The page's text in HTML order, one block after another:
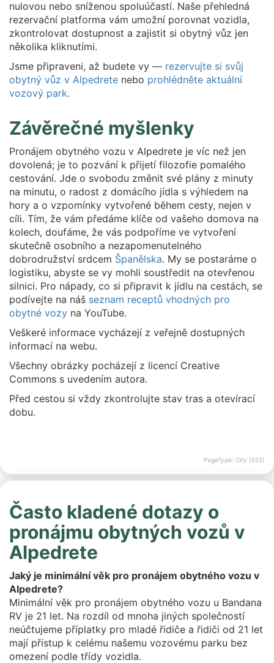
nulovou nebo sníženou spoluúčastí. Naše přehledná
rezervační platforma vám umožní porovnat vozidla,
zkontrolovat dostupnost a zajistit si obytný vůz jen
několika kliknutími.
Jsme připraveni, až budete vy — rezervujte si svůj
obytný vůz v Alpedrete nebo prohlédněte aktuální
vozový park.
Závěrečné myšlenky
Pronájem obytného vozu v Alpedrete je víc než jen
dovolená; je to pozvání k přijetí filozofie pomalého
cestování. Jde o svobodu změnit své plány z minuty
na minutu, o radost z domácího jídla s výhledem na
hory a o vzpomínky vytvořené během cesty, nejen v
cíli. Tím, že vám předáme klíče od vašeho domova na
kolech, doufáme, že vás podpoříme ve vytvoření
skutečně osobního a nezapomenutelného
dobrodružství srdcem Španělska. My se postaráme o
logistiku, abyste se vy mohli soustředit na otevřenou
silnici. Pro nápady, co si připravit k jídlu na cestách, se
podívejte na náš seznam receptů vhodných pro
obytné vozy na YouTube.
Veškeré informace vycházejí z veřejně dostupných
informací na webu.
Všechny obrázky pocházejí z licencí Creative
Commons s uvedením autora.
Před cestou si vždy zkontrolujte stav tras a otevírací
dobu.
PageType: City (522)
Často kladené dotazy o
pronájmu obytných vozů v
Alpedrete
Jaký je minimální věk pro pronájem obytného vozu v
Alpedrete?
Minimální věk pro pronájem obytného vozu u Bandana
RV je 21 let. Na rozdíl od mnoha jiných společností
neúčtujeme příplatky pro mladé řidiče a řidiči od 21 let
mají přístup k celému našemu vozovému parku bez
omezení podle třídy vozidla.